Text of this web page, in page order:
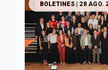
BOLETINES| 28 AGO.